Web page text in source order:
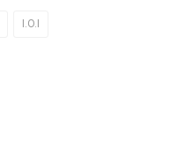
I.O.I